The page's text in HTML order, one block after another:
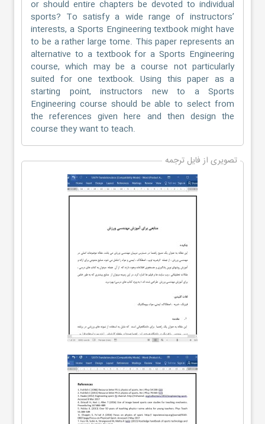
or should entire chapters be devoted to individual
sports? To satisfy a wide range of instructors’
interests, a Sports Engineering textbook might have
to be a rather large tome. This paper represents an
alternative to a textbook for a Sports Engineering
course, which may be a course not particularly
suited for one textbook. Using this paper as a
starting point, instructors new to a Sports
Engineering course should be able to select from
the references given here and then design the
course they want to teach.
تصویری از فایل ترجمه